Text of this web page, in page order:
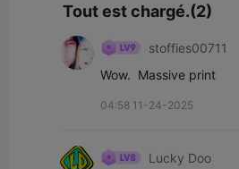
Tout est chargé.(2)
stoffies00711
Wow.  Massive print
04:58 11-24-2025
Lucky Doo